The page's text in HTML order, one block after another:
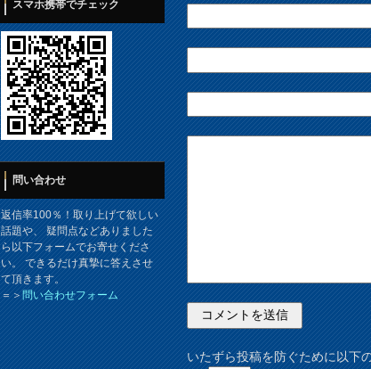
いたずら投稿を防ぐために以下
スマホ携帯でチェック
問い合わせ
返信率100％！取り上げて欲しい
話題や、 疑問点などありました
ら以下フォームでお寄せくださ
い。 できるだけ真摯に答えさせ
て頂きます。
＝＞問い合わせフォーム